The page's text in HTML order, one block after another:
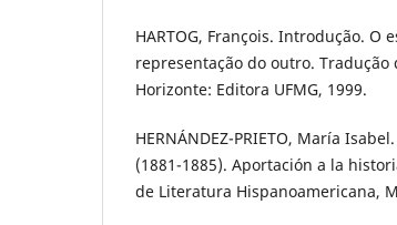
HARTOG, François. Introdução. O
representação do outro. Tradução
Horizonte: Editora UFMG, 1999.
HERNÁNDEZ-PRIETO, María
(1881-1885). Aportación a la
de Literatura Hispanoamericana,